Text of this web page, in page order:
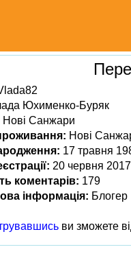
Юхименко-Буряк
Нові Cанжари
Нові
17 травня
20 червня 2017
коментарів: 179
інформація: Блогер
ви зможете